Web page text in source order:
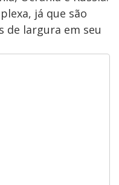
já que são
de largura em seu